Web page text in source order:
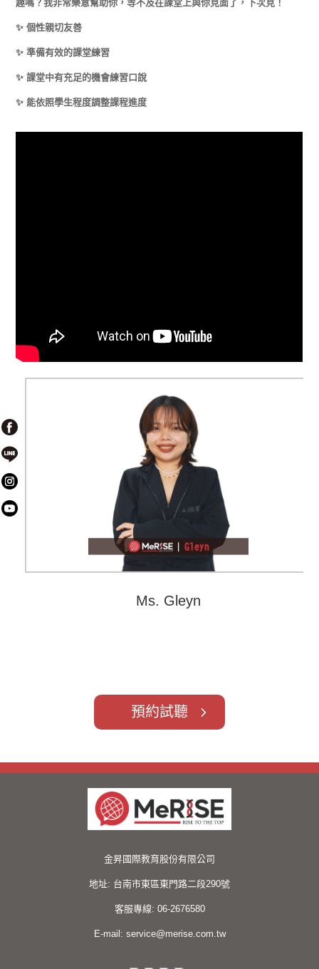
趣嗎？我非常樂意幫助你，等不及在課堂上與你見面了，下次見！
✨個性親切友善
✨準備有效的課堂練習
✨課堂中有充足的機會練習口說
✨ 能依照學生程度調整課程進度
Ms. Gleyn
預約試聽
金昇國際教育股份有限公司
地址: 台南市東區東門路二段290號
客服專線: 06-2676580
E-mail: service@merise.com.tw